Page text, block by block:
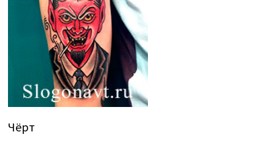
Чёрт